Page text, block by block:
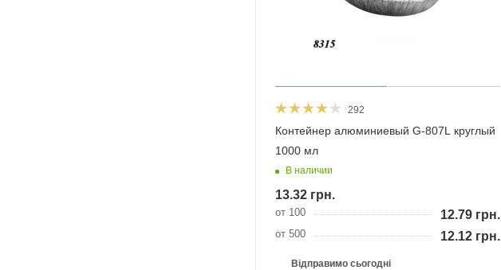
292
Контейнер алюминиевый G-807L круглый
1000 мл
В наличии
13.32 грн.
от 100 12.79грн.
от 500 12.12грн.
Відправимо сьогодні